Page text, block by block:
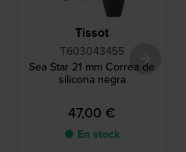
Tissot
T603043455
Sea Star 21 mm Correa de
silicona negra
47,00 €
● En stock